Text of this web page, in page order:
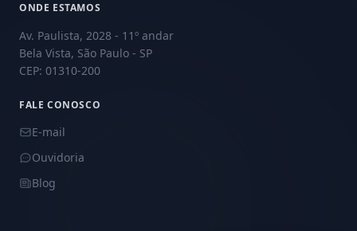
ONDE ESTAMOS
Av. Paulista, 2028 - 11º andar
Bela Vista, São Paulo - SP
CEP: 01310-200
FALE CONOSCO
E-mail
Ouvidoria
Blog